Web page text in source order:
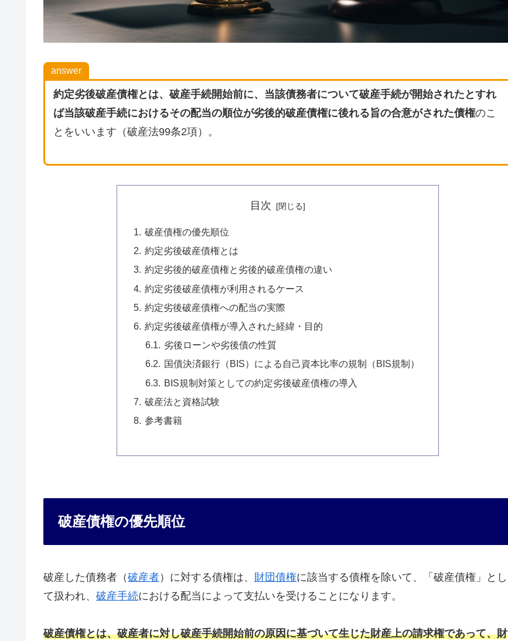
answer
約定劣後破産債権とは、破産手続開始前に、当該債務者について破産手続が開始されたとすれ
ば当該破産手続におけるその配当の順位が劣後的破産債権に後れる旨の合意がされた債権のこ
とをいいます（破産法99条2項）。
目次
破産債権の優先順位
約定劣後破産債権とは
約定劣後的破産債権と劣後的破産債権の違い
約定劣後破産債権が利用されるケース
約定劣後破産債権への配当の実際
約定劣後破産債権が導入された経緯・目的
劣後ローンや劣後債の性質
国債決済銀行（BIS）による自己資本比率の規制（BIS規制）
BIS規制対策としての約定劣後破産債権の導入
破産法と資格試験
参考書籍
破産債権の優先順位
破産した債務者（破産者）に対する債権は、 財団債権に該当する債権を除いて、「破産債権」とし
て扱われ、 破産手続における配当によって支払いを受けることになります。
破産債権とは、破産者に対し破産手続開始前の原因に基づいて生じた財産上の請求権であって、財